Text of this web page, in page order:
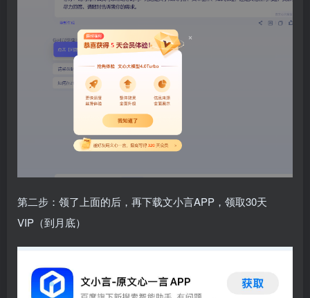
第二步：领了上面的后，再下载文小言APP，领取30天
VIP（到月底）